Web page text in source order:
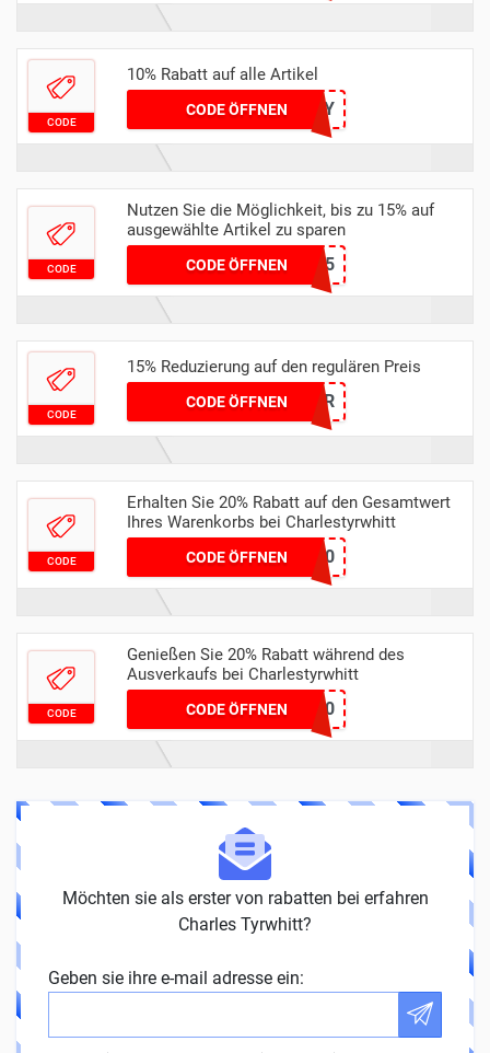
CODE
10% Rabatt auf alle Artikel
CODE ÖFFNENCT10HONEY
CODE
Nutzen Sie die Möglichkeit, bis zu 15% auf
ausgewählte Artikel zu sparen
CODE ÖFFNENGET15
CODE
15% Reduzierung auf den regulären Preis
CODE ÖFFNEN
HELLO15XBR
CODE
Erhalten Sie 20% Rabatt auf den Gesamtwert
Ihres Warenkorbs bei Charlestyrwhitt
CODE ÖFFNENPERK20
CODE
Genießen Sie 20% Rabatt während des
Ausverkaufs bei Charlestyrwhitt
CODE ÖFFNENSHIRT20
Möchten sie als erster von rabatten bei erfahren
Charles Tyrwhitt?
Geben sie ihre e-mail adresse ein: